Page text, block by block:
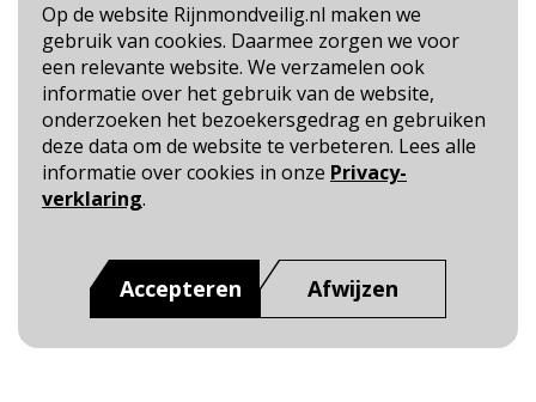
Op de website Rijnmondveilig.nl maken we
gebruik van cookies. Daarmee zorgen we voor
een relevante website. We verzamelen ook
informatie over het gebruik van de website,
onderzoeken het bezoekersgedrag en gebruiken
deze data om de website te verbeteren. Lees alle
informatie over cookies in onze Privacy-
verklaring.
Accepteren Afwijzen
Blijf op de hoogte
Cookie- en Privacybeleid
Toegankelijkheid